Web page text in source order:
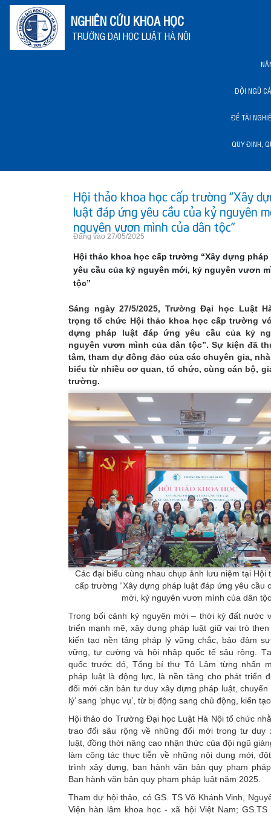
NGHIÊN CỨU KHOA HỌC
TRƯỜNG ĐẠI HỌC LUẬT HÀ NỘI
ĐỘI NGŨ
ĐỀ TÀI
QUY ĐỊNH,
Hội thảo khoa học cấp trường “Xây
luật đáp ứng yêu cầu của kỷ nguyên
nguyên vươn mình của dân tộc”
Đăng vào 27/05/2025
Hội thảo khoa học cấp trường “Xây dựng
yêu cầu của kỷ nguyên mới, kỷ nguyên vươn
tộc”
Sáng ngày 27/5/2025, Trường Đại học Luật
trọng tổ chức Hội thảo khoa học cấp trường
dựng pháp luật đáp ứng yêu cầu của kỷ
nguyên vươn mình của dân tộc”. Sự kiện đã
tâm, tham dự đông đảo của các chuyên gia,
biểu từ nhiều cơ quan, tổ chức, cùng cán bộ,
trường.
Các đại biểu cùng nhau chụp ảnh lưu niệm tại Hội
cấp trường “Xây dựng pháp luật đáp ứng yêu cầu
mới, kỷ nguyên vươn mình của dân
Trong bối cảnh kỷ nguyên mới – thời kỳ đất nước
triển mạnh mẽ, xây dựng pháp luật giữ vai trò
kiến tạo nền tảng pháp lý vững chắc, bảo đảm
vững, tự cường và hội nhập quốc tế sâu rộng.
quốc trước đó, Tổng bí thư Tô Lâm từng nhấn
pháp luật là động lực, là nền tảng cho phát triển
đổi mới căn bản tư duy xây dựng pháp luật, chuyển
lý’ sang ‘phục vụ’, từ bị động sang chủ động, kiến
Hội thảo do Trường Đại học Luật Hà Nội tổ chức
trao đổi sâu rộng về những đổi mới trong tư duy
luật, đồng thời nâng cao nhận thức của đội ngũ
làm công tác thực tiễn về những nội dung mới,
trình xây dựng, ban hành văn bản quy phạm
Ban hành văn bản quy phạm pháp luật năm 2025.
Tham dự hội thảo, có GS. TS Võ Khánh Vinh,
Viện hàn lâm khoa học - xã hội Việt Nam; GS.TS